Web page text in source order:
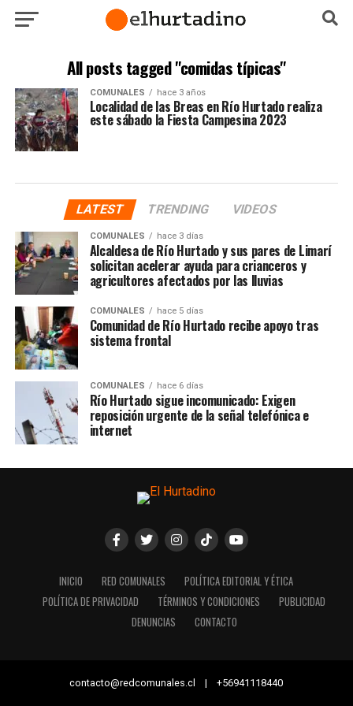
All posts tagged "comidas típicas"
COMUNALES hace 3 años
Localidad de las Breas en Río Hurtado realiza
este sábado la Fiesta Campesina 2023
LATEST TRENDING VIDEOS
COMUNALES hace 3 días
Alcaldesa de Río Hurtado y sus pares de Limarí
solicitan acelerar ayuda para crianceros y
agricultores afectados por las lluvias
COMUNALES hace 5 días
Comunidad de Río Hurtado recibe apoyo tras
sistema frontal
COMUNALES hace 6 días
Río Hurtado sigue incomunicado: Exigen
reposición urgente de la señal telefónica e
internet
INICIO RED COMUNALES
POLÍTICA EDITORIAL Y ÉTICA
POLÍTICA DE PRIVACIDAD
TÉRMINOS Y CONDICIONES
PUBLICIDAD
DENUNCIAS
CONTACTO
contacto@redcomunales.cl | +56941118440